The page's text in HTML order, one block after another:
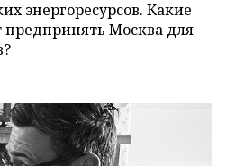
энергоресурсов. Какие
Москва для